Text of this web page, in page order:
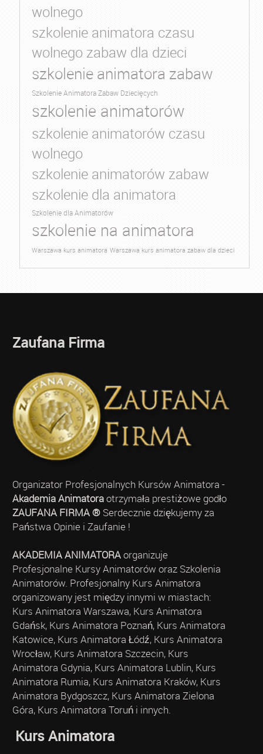
wolnego
szkolenie animatora czasu
wolnego zabaw dla dzieci
szkolenie animatora zabaw
Szkolenie Animatora Zabaw Dziecięcych
szkolenie animatorów
szkolenie animatorów czasu
wolnego
szkolenie animatorów zabaw
szkolenie dla animatora
Szkolenie dla Animatorów
szkolenie na animatora
Warszawa kurs animatora Warszawa kurs animatora zabaw dla dzieci
Zaufana Firma
Organizator Profesjonalnych Kursów Animatora -
Akademia Animatoraotrzymała prestiżowe godło
ZAUFANA FIRMA ®Serdecznie dziękujemy za
Państwa Opinie i Zaufanie !
AKADEMIA ANIMATORAorganizuje
Profesjonalne Kursy Animatorów oraz Szkolenia
Animatorów. Profesjonalny Kurs Animatora
organizowany jest między innymi w miastach:
Kurs Animatora Warszawa, Kurs Animatora
Gdańsk, Kurs Animatora Poznań, Kurs Animatora
Katowice, Kurs Animatora Łódź, Kurs Animatora
Wrocław, Kurs Animatora Szczecin, Kurs
Animatora Gdynia, Kurs Animatora Lublin, Kurs
Animatora Rumia, Kurs Animatora Kraków, Kurs
Animatora Bydgoszcz, Kurs Animatora Zielona
Góra, Kurs Animatora Toruń i innych.
Kurs Animatora